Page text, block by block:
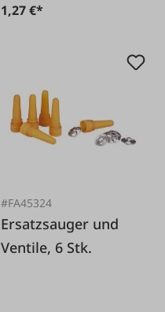
1,27 €*
#FA45324
Ersatzsauger und
Ventile, 6 Stk.